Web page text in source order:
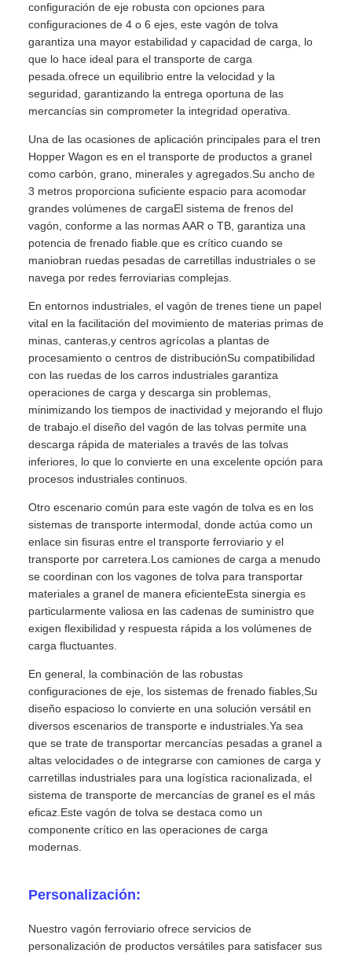
configuración de eje robusta con opciones para
configuraciones de 4 o 6 ejes, este vagón de tolva
garantiza una mayor estabilidad y capacidad de carga, lo
que lo hace ideal para el transporte de carga
pesada.ofrece un equilibrio entre la velocidad y la
seguridad, garantizando la entrega oportuna de las
mercancías sin comprometer la integridad operativa.
Una de las ocasiones de aplicación principales para el tren
Hopper Wagon es en el transporte de productos a granel
como carbón, grano, minerales y agregados.Su ancho de
3 metros proporciona suficiente espacio para acomodar
grandes volúmenes de cargaEl sistema de frenos del
vagón, conforme a las normas AAR o TB, garantiza una
potencia de frenado fiable.que es crítico cuando se
maniobran ruedas pesadas de carretillas industriales o se
navega por redes ferroviarias complejas.
En entornos industriales, el vagón de trenes tiene un papel
vital en la facilitación del movimiento de materias primas de
minas, canteras,y centros agrícolas a plantas de
procesamiento o centros de distribuciónSu compatibilidad
con las ruedas de los carros industriales garantiza
operaciones de carga y descarga sin problemas,
minimizando los tiempos de inactividad y mejorando el flujo
de trabajo.el diseño del vagón de las tolvas permite una
descarga rápida de materiales a través de las tolvas
inferiores, lo que lo convierte en una excelente opción para
procesos industriales continuos.
Otro escenario común para este vagón de tolva es en los
sistemas de transporte intermodal, donde actúa como un
enlace sin fisuras entre el transporte ferroviario y el
transporte por carretera.Los camiones de carga a menudo
se coordinan con los vagones de tolva para transportar
materiales a granel de manera eficienteEsta sinergia es
particularmente valiosa en las cadenas de suministro que
exigen flexibilidad y respuesta rápida a los volúmenes de
carga fluctuantes.
En general, la combinación de las robustas
configuraciones de eje, los sistemas de frenado fiables,Su
diseño espacioso lo convierte en una solución versátil en
diversos escenarios de transporte e industriales.Ya sea
que se trate de transportar mercancías pesadas a granel a
altas velocidades o de integrarse con camiones de carga y
carretillas industriales para una logística racionalizada, el
sistema de transporte de mercancías de granel es el más
eficaz.Este vagón de tolva se destaca como un
componente crítico en las operaciones de carga
modernas.
Personalización:
Nuestro vagón ferroviario ofrece servicios de
personalización de productos versátiles para satisfacer sus